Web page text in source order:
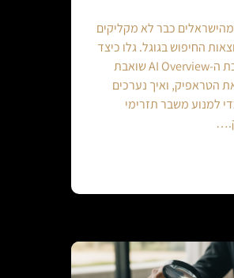
47% מהישראלים כבר לא מקליקים
החיפוש בגוגל. גלו כיצד
מהפכת ה-AI Overview שואבת
הטראפיק, ואיך נערכים
למנוע משבר תזרימי